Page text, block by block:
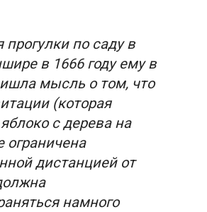
прогулки по саду в
в 1666 году ему в
мысль о том, что
(которая
с дерева на
ограничена
дистанцией от
намного